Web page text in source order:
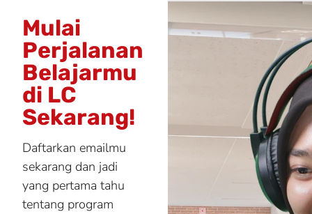
Mulai
Perjalanan
Belajarmu
di LC
Sekarang!
Daftarkan emailmu
sekarang dan jadi
yang pertama tahu
tentang program